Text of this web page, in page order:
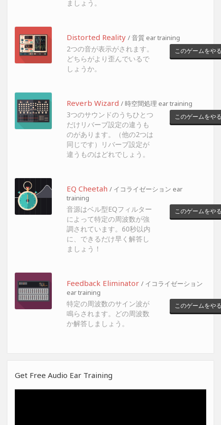
ましょう。
Distorted Reality / 音質 ear training
2つの音が表示がされます。
どちらがより歪んでいるで
しょうか。
このゲームをや
Reverb Wizard / 時空間処理 ear training
3つのサウンドのうちひとつ
だけリバーブ設定の違うも
のがあります。（他の2つは
同じです）リバーブ設定が
違うものはどれでしょう。
このゲームをや
EQ Cheetah / イコライゼーション ear
training
音源はベル型EQフィルター
によって特定の周波数が強
調されています。60秒以内
に、できるだけ早く解答し
ましょう！
このゲームをや
Feedback Eliminator / イコライゼーション
ear training
特定の周波数のサイン波が
鳴らされます。どの周波数
か解答しましょう。
このゲームをや
Get Free Audio Ear Training